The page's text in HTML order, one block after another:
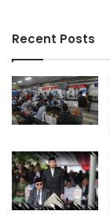
Recent Posts